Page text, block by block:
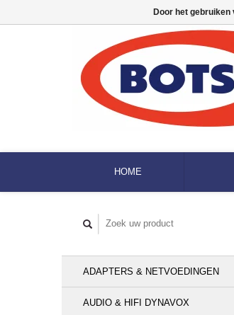
HOME
ADAPTERS & NETVOEDINGEN
AUDIO & HIFI DYNAVOX
Door het